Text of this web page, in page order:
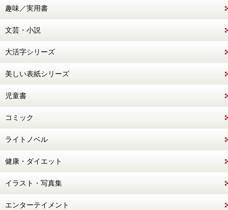
趣味／実用書
文芸・小説
大活字シリーズ
美しい表紙シリーズ
児童書
コミック
ライトノベル
健康・ダイエット
イラスト・写真集
エンターテイメント